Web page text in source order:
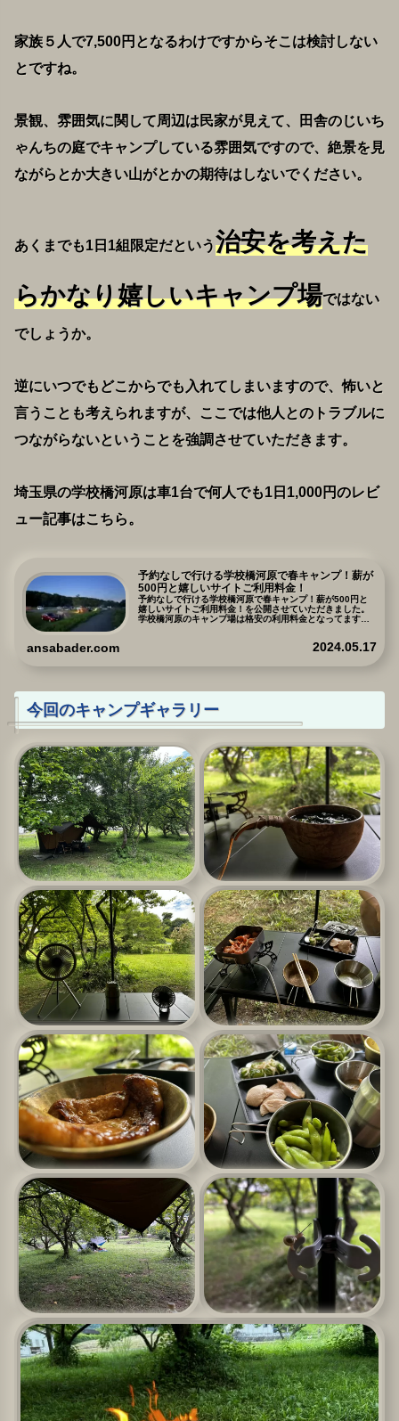
家族５人で7,500円となるわけですからそこは検討しない
とですね。
景観、雰囲気に関して周辺は民家が見えて、田舎のじいち
ゃんちの庭でキャンプしている雰囲気ですので、絶景を見
ながらとか大きい山がとかの期待はしないでください。
あくまでも1日1組限定だという治安を考えた
らかなり嬉しいキャンプ場ではない
でしょうか。
逆にいつでもどこからでも入れてしまいますので、怖いと
言うことも考えられますが、ここでは他人とのトラブルに
つながらないということを強調させていただきます。
埼玉県の学校橋河原は車1台で何人でも1日1,000円のレビ
ュー記事はこちら。
予約なしで行ける学校橋河原で春キャンプ！薪が
500円と嬉しいサイトご利用料金！
予約なしで行ける学校橋河原で春キャンプ！薪が500円と
嬉しいサイトご利用料金！を公開させていただきました。
学校橋河原のキャンプ場は格安の利用料金となってます。
があるのかも探っていければなと思っております。
ansabader.com 2024.05.17
今回のキャンプギャラリー